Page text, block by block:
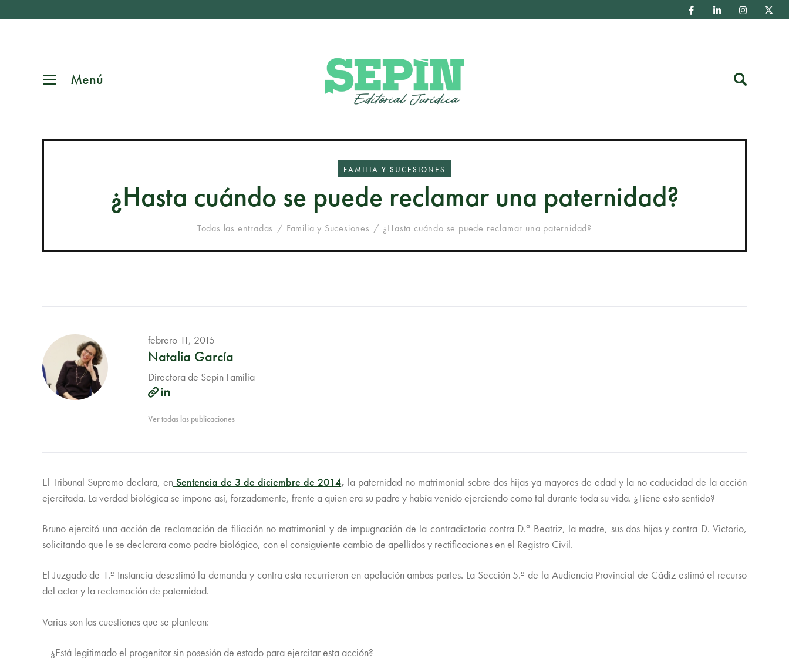
Menú
FAMILIA Y SUCESIONES
¿Hasta cuándo se puede reclamar una paternidad?
Todas las entradas Familia y Sucesiones ¿Hasta cuándo se puede reclamar una paternidad?
febrero 11, 2015
Natalia García
Directora de Sepin Familia
Ver todas las publicaciones
El Tribunal Supremo declara, en Sentencia de 3 de diciembre de 2014, la paternidad no matrimonial sobre dos hijas ya mayores de edad y la no caducidad de la acción
ejercitada. La verdad biológica se impone así, forzadamente, frente a quien era su padre y había venido ejerciendo como tal durante toda su vida. ¿Tiene esto sentido?
Bruno ejercitó una acción de reclamación de filiación no matrimonial y de impugnación de la contradictoria contra D.ª Beatriz, la madre, sus dos hijas y contra D. Victorio,
solicitando que le se declarara como padre biológico, con el consiguiente cambio de apellidos y rectificaciones en el Registro Civil.
El Juzgado de 1.ª Instancia desestimó la demanda y contra esta recurrieron en apelación ambas partes. La Sección 5.ª de la Audiencia Provincial de Cádiz estimó el recurso
del actor y la reclamación de paternidad.
Varias son las cuestiones que se plantean:
– ¿Está legitimado el progenitor sin posesión de estado para ejercitar esta acción?